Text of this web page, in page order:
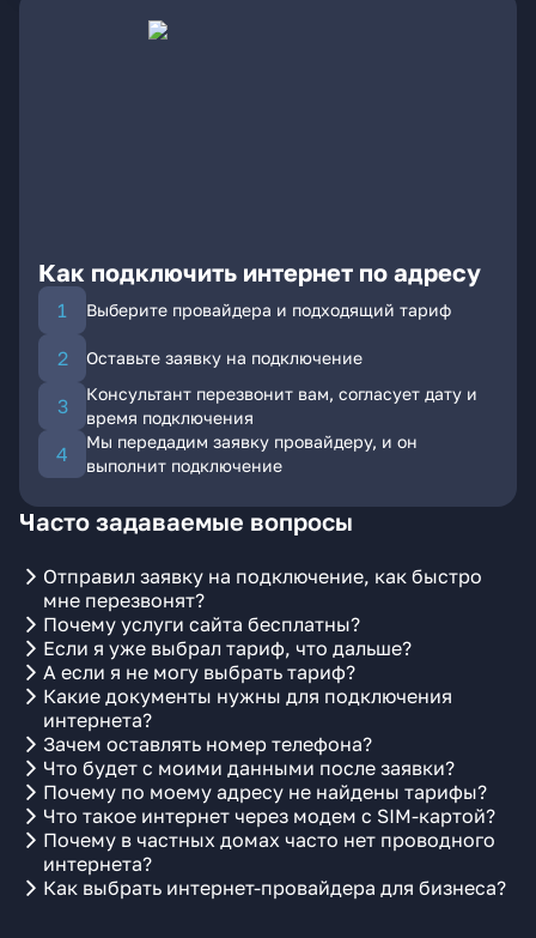
Как подключить интернет по адресу
Выберите провайдера и подходящий тариф
Оставьте заявку на подключение
Консультант перезвонит вам, согласует дату и
время подключения
Мы передадим заявку провайдеру, и он
выполнит подключение
Часто задаваемые вопросы
Отправил заявку на подключение, как быстро
мне перезвонят?
Почему услуги сайта бесплатны?
Если я уже выбрал тариф, что дальше?
А если я не могу выбрать тариф?
Какие документы нужны для подключения
интернета?
Зачем оставлять номер телефона?
Что будет с моими данными после заявки?
Почему по моему адресу не найдены тарифы?
Что такое интернет через модем с SIM-картой?
Почему в частных домах часто нет проводного
интернета?
Как выбрать интернет-провайдера для бизнеса?